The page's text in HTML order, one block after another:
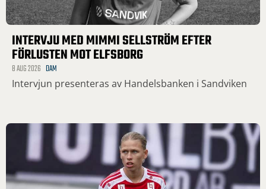
INTERVJU MED MIMMI SELLSTRÖM EFTER
FÖRLUSTEN MOT ELFSBORG
8 AUG 2026 DAM
Intervjun presenteras av Handelsbanken i Sandviken